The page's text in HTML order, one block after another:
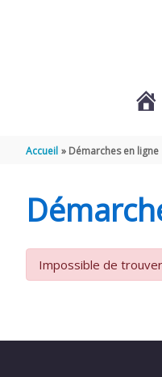
Accueil Démarches en ligne
Impossible de